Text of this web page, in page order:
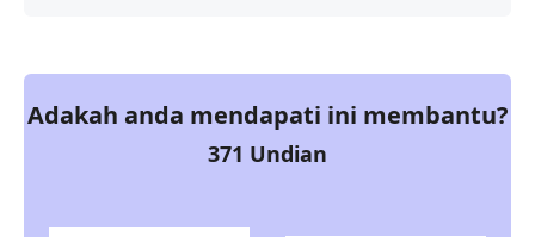
Adakah anda mendapati ini membantu?
371 Undian